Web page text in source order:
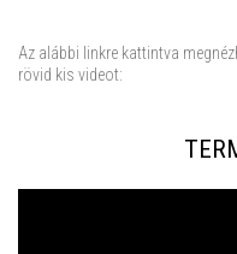
Az alábbi linkre kattintva
rövid kis videot: